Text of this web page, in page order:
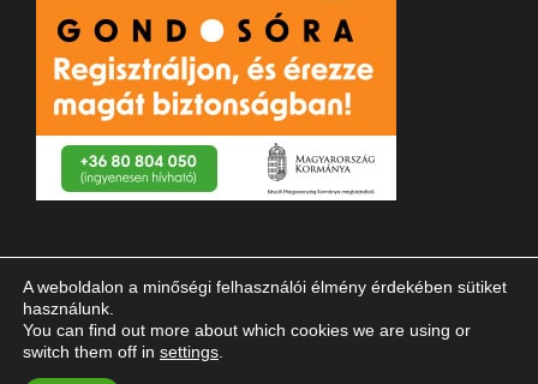
© 2023 Magyar Vakok és Gyengénlátók Országos Szövetsége
A weboldalon a minőségi felhasználói élmény érdekében sütiket
használunk.
You can find out more about which cookies we are using or
switch them off in settings